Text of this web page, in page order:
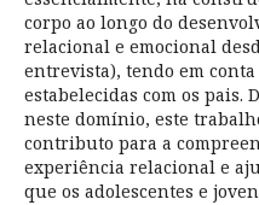
corpo ao longo do
relacional e emocional
entrevista), tendo em
estabelecidas com os pais.
neste domínio, este
contributo para a
experiência relacional e
que os adolescentes e